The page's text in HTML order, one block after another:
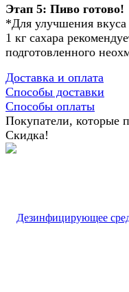
Этап 5: Пиво готово!
*Для улучшения вкуса
1 кг сахара
подготовленного
Доставка и оплата
Способы доставки
Способы оплаты
Покупатели, которые
Скидка!